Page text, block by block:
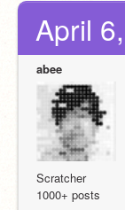
April
abee
Scratcher
1000+ posts